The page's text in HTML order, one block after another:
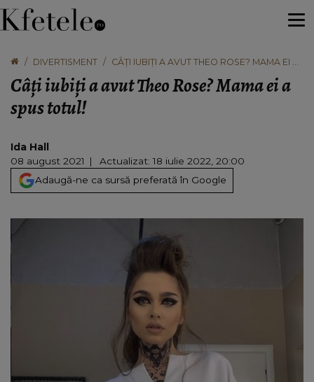
DIVERTISMENT
CÂȚI IUBIȚI A AVUT THEO ROSE? MAMA EI A
Câți iubiți a avut Theo Rose? Mama ei a
spus totul!
Ida Hall
08 august 2021
Actualizat: 18 iulie 2022, 20:00
Adaugă-ne ca sursă preferată în Google